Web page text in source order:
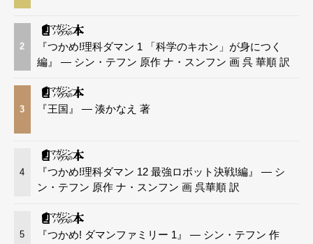
2
『つかめ!理科ダマン 1 「科学のキホン」が身につく
編』 — シン・テフン 原作 ナ・スンフン 画 呉 華順 訳
3 『王国』 — 湊かなえ 著
4
『つかめ!理科ダマン 12 最強ロボット決戦!編』 — シ
ン・テフン 原作 ナ・スンフン 画 呉華順 訳
5
『つかめ! ダマンファミリー 1』 — シン・テフン 作